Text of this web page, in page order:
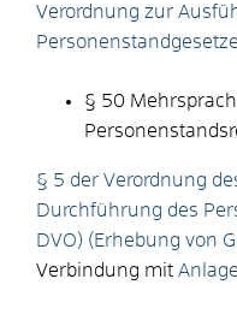
Verordnung zur
§ 50
§ 5 der Verordnung
Durchführung des
DVO) (Erhebung von
Verbindung mit